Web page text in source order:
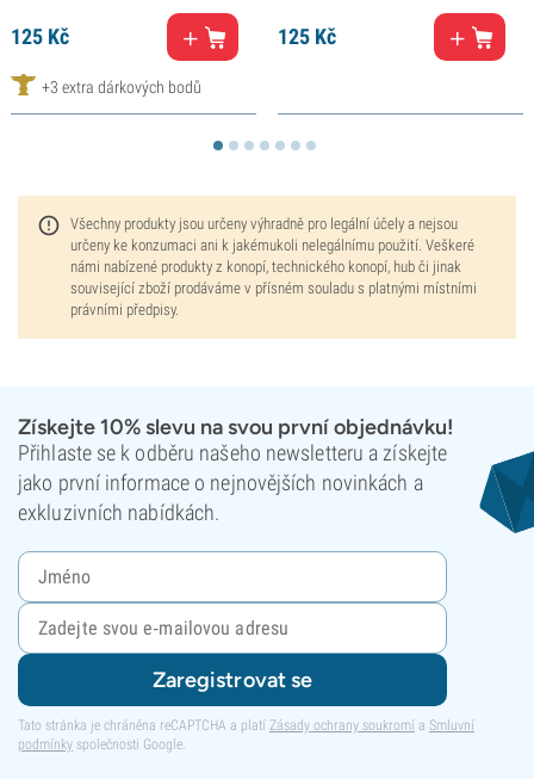
125 Kč
+3 extra dárkových bodů
125 Kč
Všechny produkty jsou určeny výhradně pro legální účely a nejsou
určeny ke konzumaci ani k jakémukoli nelegálnímu použití. Veškeré
námi nabízené produkty z konopí, technického konopí, hub či jinak
související zboží prodáváme v přísném souladu s platnými místními
právními předpisy.
Získejte 10% slevu na svou první objednávku!
Přihlaste se k odběru našeho newsletteru a získejte
jako první informace o nejnovějších novinkách a
exkluzivních nabídkách.
Zaregistrovat se
Tato stránka je chráněna reCAPTCHA a platí Zásady ochrany soukromí a Smluvní
podmínky společnosti Google.